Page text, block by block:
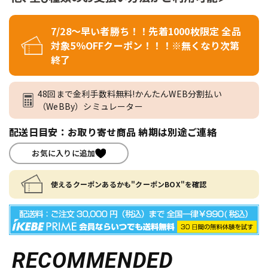
7/28～早い者勝ち！！先着1000枚限定 全品
対象5％OFFクーポン！！！※無くなり次第
終了
48回まで金利手数料無料!かんたんWEB分割払い
（WeBBy）シミュレーター
配送日目安：お取り寄せ商品 納期は別途ご連絡
お気に入りに追加
使えるクーポンあるかも"クーポンBOX"を確認
RECOMMENDED